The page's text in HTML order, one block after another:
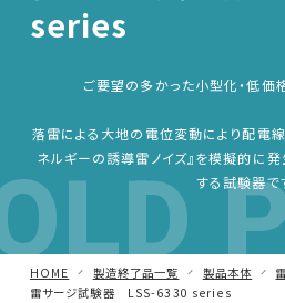
series
ご要望の多かった小型化・低価
落雷による大地の電位変動により配電
ネルギーの誘導雷ノイズ』を模擬的に
する試験器で
HOME 製造終了品一覧 製品本体
雷サージ試験器 LSS-6330 series
その他